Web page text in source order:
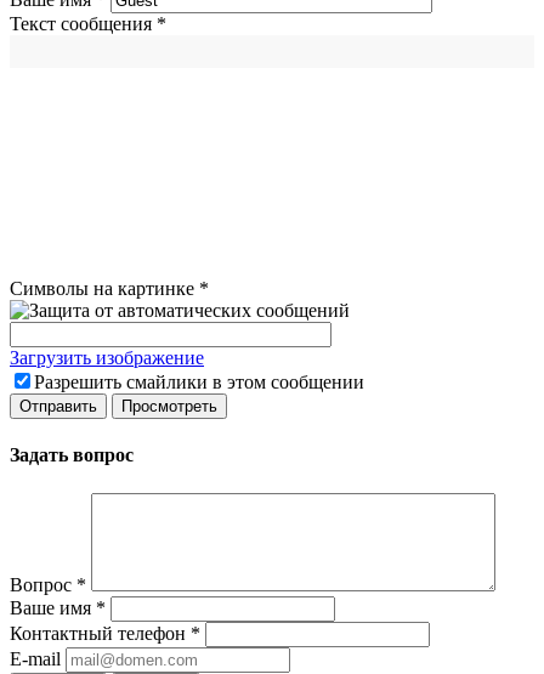
Текст сообщения *
Символы на картинке *
Загрузить изображение
Разрешить смайлики в этом сообщении
Задать вопрос
Вопрос *
Ваше имя *
Контактный телефон *
E-mail